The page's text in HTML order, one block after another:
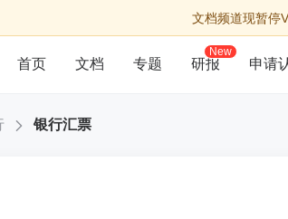
文档频道现暂停
首页 文档 专题 研报
New
申请
银行汇票